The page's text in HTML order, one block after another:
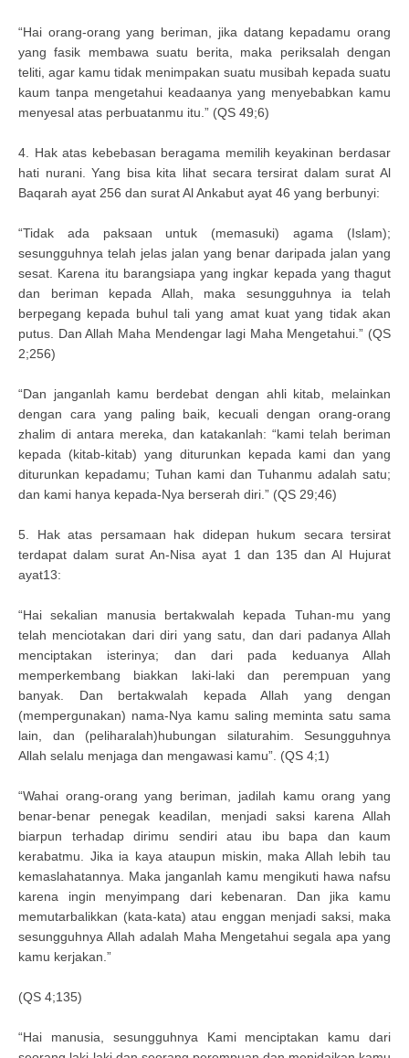
“Hai orang-orang yang beriman, jika datang kepadamu orang
yang fasik membawa suatu berita, maka periksalah dengan
teliti, agar kamu tidak menimpakan suatu musibah kepada suatu
kaum tanpa mengetahui keadaanya yang menyebabkan kamu
menyesal atas perbuatanmu itu.” (QS 49;6)
4. Hak atas kebebasan beragama memilih keyakinan berdasar
hati nurani. Yang bisa kita lihat secara tersirat dalam surat Al
Baqarah ayat 256 dan surat Al Ankabut ayat 46 yang berbunyi:
“Tidak ada paksaan untuk (memasuki) agama (Islam);
sesungguhnya telah jelas jalan yang benar daripada jalan yang
sesat. Karena itu barangsiapa yang ingkar kepada yang thagut
dan beriman kepada Allah, maka sesungguhnya ia telah
berpegang kepada buhul tali yang amat kuat yang tidak akan
putus. Dan Allah Maha Mendengar lagi Maha Mengetahui.” (QS
2;256)
“Dan janganlah kamu berdebat dengan ahli kitab, melainkan
dengan cara yang paling baik, kecuali dengan orang-orang
zhalim di antara mereka, dan katakanlah: “kami telah beriman
kepada (kitab-kitab) yang diturunkan kepada kami dan yang
diturunkan kepadamu; Tuhan kami dan Tuhanmu adalah satu;
dan kami hanya kepada-Nya berserah diri.” (QS 29;46)
5. Hak atas persamaan hak didepan hukum secara tersirat
terdapat dalam surat An-Nisa ayat 1 dan 135 dan Al Hujurat
ayat13:
“Hai sekalian manusia bertakwalah kepada Tuhan-mu yang
telah menciotakan dari diri yang satu, dan dari padanya Allah
menciptakan isterinya; dan dari pada keduanya Allah
memperkembang biakkan laki-laki dan perempuan yang
banyak. Dan bertakwalah kepada Allah yang dengan
(mempergunakan) nama-Nya kamu saling meminta satu sama
lain, dan (peliharalah)hubungan silaturahim. Sesungguhnya
Allah selalu menjaga dan mengawasi kamu”. (QS 4;1)
“Wahai orang-orang yang beriman, jadilah kamu orang yang
benar-benar penegak keadilan, menjadi saksi karena Allah
biarpun terhadap dirimu sendiri atau ibu bapa dan kaum
kerabatmu. Jika ia kaya ataupun miskin, maka Allah lebih tau
kemaslahatannya. Maka janganlah kamu mengikuti hawa nafsu
karena ingin menyimpang dari kebenaran. Dan jika kamu
memutarbalikkan (kata-kata) atau enggan menjadi saksi, maka
sesungguhnya Allah adalah Maha Mengetahui segala apa yang
kamu kerjakan.”
(QS 4;135)
“Hai manusia, sesungguhnya Kami menciptakan kamu dari